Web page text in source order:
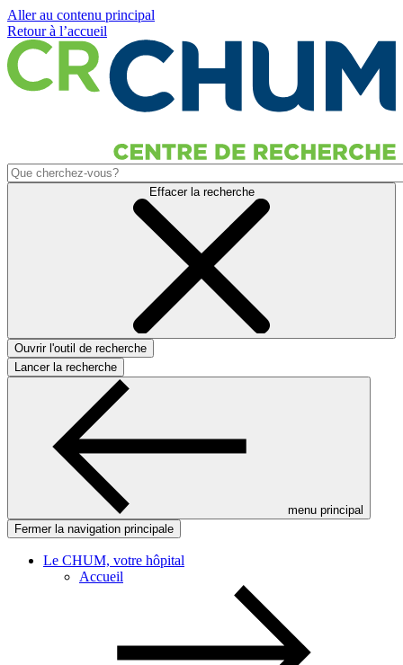
Aller au contenu principal
Retour à l’accueil
Effacer la recherche
Ouvrir l'outil de recherche
Lancer la recherche
menu principal
Fermer la navigation principale
Le CHUM, votre hôpital
Accueil